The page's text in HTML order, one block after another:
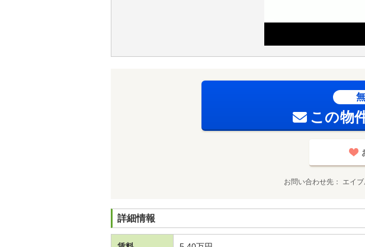
この物
お問い合わせ先 エイ
詳細情報